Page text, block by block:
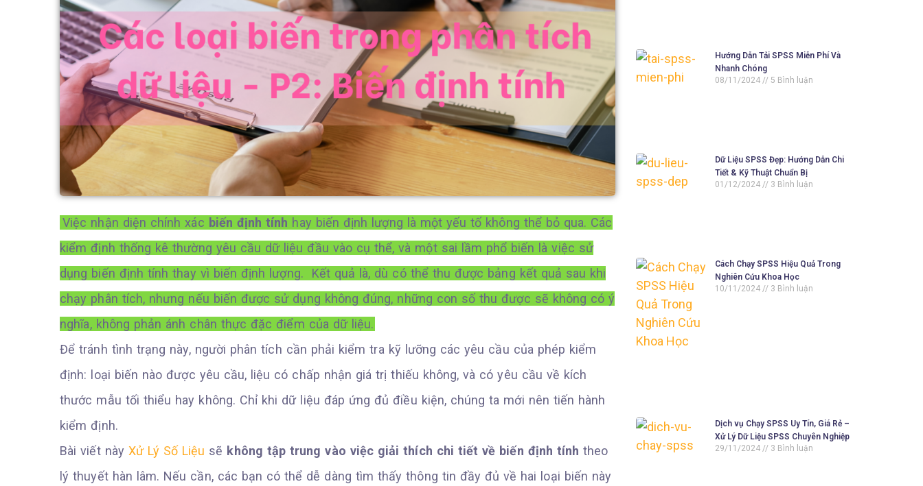
Việc nhận diện chính xác biến định tính hay biến định lượng là một yếu tố không thể bỏ qua. Các
kiểm định thống kê thường yêu cầu dữ liệu đầu vào cụ thể, và một sai lầm phổ biến là việc sử
dụng biến định tính thay vì biến định lượng.
Kết quả là, dù có thể thu được bảng kết quả sau khi
chạy phân tích, nhưng nếu biến được sử dụng không đúng, những con số thu được sẽ không có ý
nghĩa, không phản ánh chân thực đặc điểm của dữ liệu.
Để tránh tình trạng này, người phân tích cần phải kiểm tra kỹ lưỡng các yêu cầu của phép kiểm
định: loại biến nào được yêu cầu, liệu có chấp nhận giá trị thiếu không, và có yêu cầu về kích
thước mẫu tối thiểu hay không. Chỉ khi dữ liệu đáp ứng đủ điều kiện, chúng ta mới nên tiến hành
kiểm định.
Bài viết này Xử Lý Số Liệu sẽ không tập trung vào việc giải thích chi tiết về biến định tính theo
lý thuyết hàn lâm. Nếu cần, các bạn có thể dễ dàng tìm thấy thông tin đầy đủ về hai loại biến này
Hướng Dẫn Tải SPSS Miễn Phí Và
Nhanh Chóng
08/11/2024
5 Bình luận
Dữ Liệu SPSS Đẹp: Hướng Dẫn Chi
Tiết & Kỹ Thuật Chuẩn Bị
01/12/2024
3 Bình luận
Cách Chạy SPSS Hiệu Quả Trong
Nghiên Cứu Khoa Học
10/11/2024
3 Bình luận
Dịch vụ Chạy SPSS Uy Tín, Giá Rẻ –
Xử Lý Dữ Liệu SPSS Chuyên Nghiệp
29/11/2024
3 Bình luận